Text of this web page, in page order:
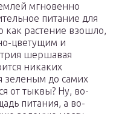
мгновенно
питание для
как растение взошло,
цветущим и
шершавая
никаких
зеленым до самих
от тыквы? Ну, во-
питания, а во-